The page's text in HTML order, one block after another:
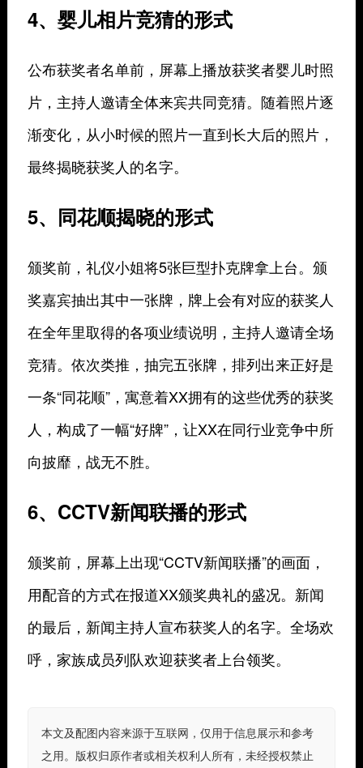
4、婴儿相片竞猜的形式
公布获奖者名单前，屏幕上播放获奖者婴儿时照
片，主持人邀请全体来宾共同竞猜。随着照片逐
渐变化，从小时候的照片一直到长大后的照片，
最终揭晓获奖人的名字。
5、同花顺揭晓的形式
颁奖前，礼仪小姐将5张巨型扑克牌拿上台。颁
奖嘉宾抽出其中一张牌，牌上会有对应的获奖人
在全年里取得的各项业绩说明，主持人邀请全场
竞猜。依次类推，抽完五张牌，排列出来正好是
一条“同花顺”，寓意着XX拥有的这些优秀的获奖
人，构成了一幅“好牌”，让XX在同行业竞争中所
向披靡，战无不胜。
6、CCTV新闻联播的形式
颁奖前，屏幕上出现“CCTV新闻联播”的画面，
用配音的方式在报道XX颁奖典礼的盛况。新闻
的最后，新闻主持人宣布获奖人的名字。全场欢
呼，家族成员列队欢迎获奖者上台领奖。
本文及配图内容来源于互联网，仅用于信息展示和参考
之用。版权归原作者或相关权利人所有，未经授权禁止